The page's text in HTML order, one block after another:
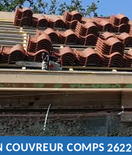
COUVREUR COMPS